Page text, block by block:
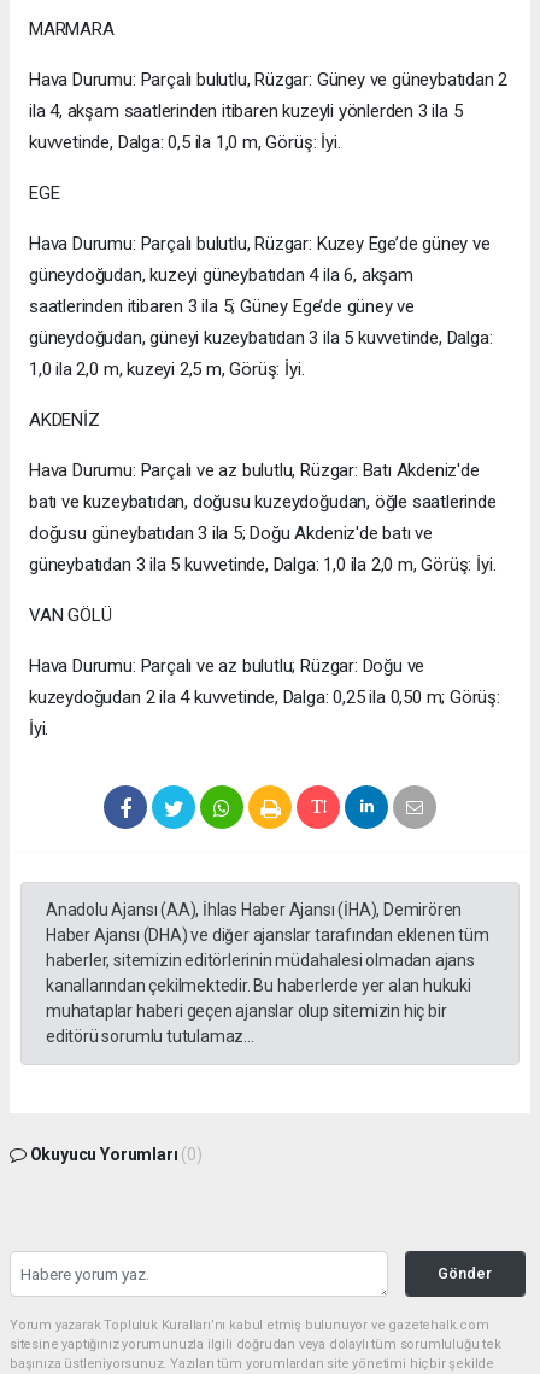
MARMARA
Hava Durumu: Parçalı bulutlu, Rüzgar: Güney ve güneybatıdan 2
ila 4, akşam saatlerinden itibaren kuzeyli yönlerden 3 ila 5
kuvvetinde, Dalga: 0,5 ila 1,0 m, Görüş: İyi.
EGE
Hava Durumu: Parçalı bulutlu, Rüzgar: Kuzey Ege’de güney ve
güneydoğudan, kuzeyi güneybatıdan 4 ila 6, akşam
saatlerinden itibaren 3 ila 5; Güney Ege’de güney ve
güneydoğudan, güneyi kuzeybatıdan 3 ila 5 kuvvetinde, Dalga:
1,0 ila 2,0 m, kuzeyi 2,5 m, Görüş: İyi.
AKDENİZ
Hava Durumu: Parçalı ve az bulutlu, Rüzgar: Batı Akdeniz'de
batı ve kuzeybatıdan, doğusu kuzeydoğudan, öğle saatlerinde
doğusu güneybatıdan 3 ila 5; Doğu Akdeniz'de batı ve
güneybatıdan 3 ila 5 kuvvetinde, Dalga: 1,0 ila 2,0 m, Görüş: İyi.
VAN GÖLÜ
Hava Durumu: Parçalı ve az bulutlu; Rüzgar: Doğu ve
kuzeydoğudan 2 ila 4 kuvvetinde, Dalga: 0,25 ila 0,50 m; Görüş:
İyi.
Anadolu Ajansı (AA), İhlas Haber Ajansı (İHA), Demirören
Haber Ajansı (DHA) ve diğer ajanslar tarafından eklenen tüm
haberler, sitemizin editörlerinin müdahalesi olmadan ajans
kanallarından çekilmektedir. Bu haberlerde yer alan hukuki
muhataplar haberi geçen ajanslar olup sitemizin hiç bir
editörü sorumlu tutulamaz...
Okuyucu Yorumları (0)
Gönder
Yorum yazarak Topluluk Kuralları’nı kabul etmiş bulunuyor ve gazetehalk.com
sitesine yaptığınız yorumunuzla ilgili doğrudan veya dolaylı tüm sorumluluğu tek
başınıza üstleniyorsunuz. Yazılan tüm yorumlardan site yönetimi hiçbir şekilde